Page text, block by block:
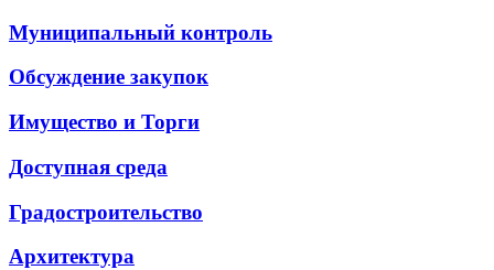
Муниципальный контроль
Обсуждение закупок
Имущество и Торги
Доступная среда
Градостроительство
Архитектура